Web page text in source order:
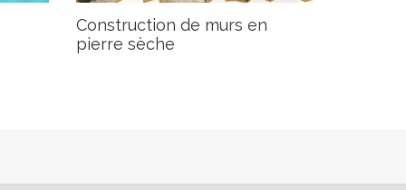
Construction de murs en
pierre sèche